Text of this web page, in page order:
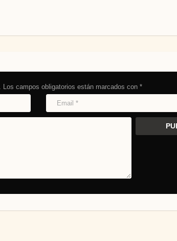
Los campos obligatorios están marcados con *